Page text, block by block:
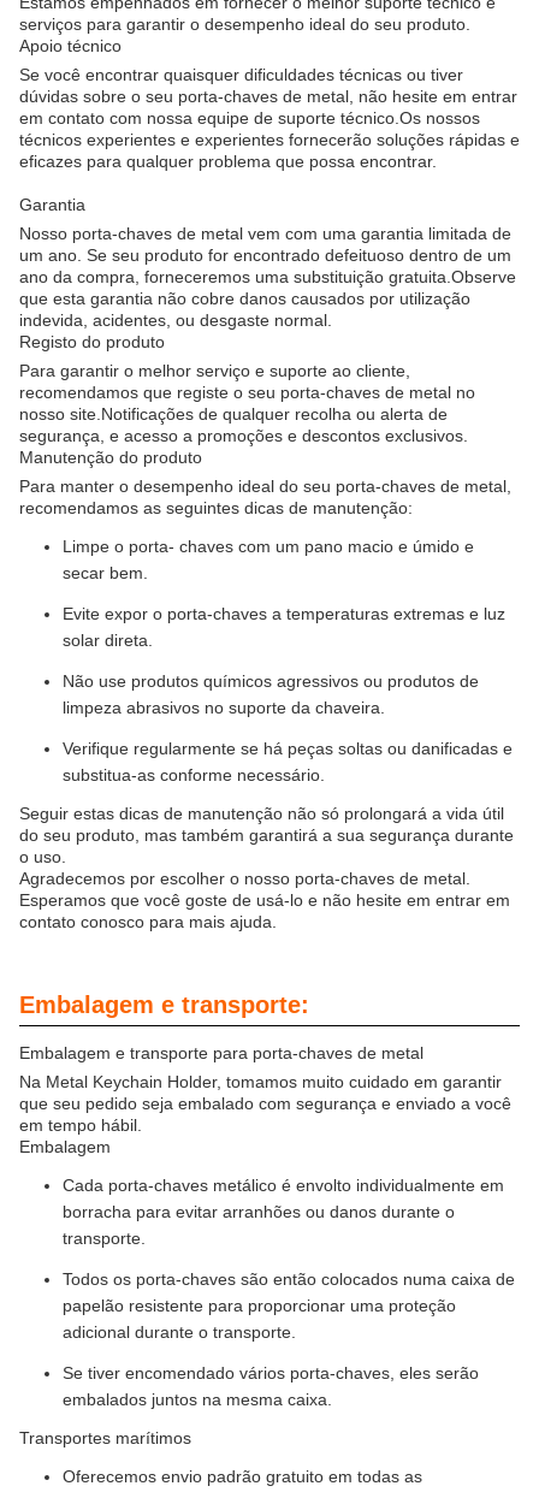
serviços para garantir o desempenho ideal do seu produto.
Apoio técnico
Se você encontrar quaisquer dificuldades técnicas ou tiver
dúvidas sobre o seu porta-chaves de metal, não hesite em entrar
em contato com nossa equipe de suporte técnico.Os nossos
técnicos experientes e experientes fornecerão soluções rápidas e
eficazes para qualquer problema que possa encontrar.
Garantia
Nosso porta-chaves de metal vem com uma garantia limitada de
um ano. Se seu produto for encontrado defeituoso dentro de um
ano da compra, forneceremos uma substituição gratuita.Observe
que esta garantia não cobre danos causados por utilização
indevida, acidentes, ou desgaste normal.
Registo do produto
Para garantir o melhor serviço e suporte ao cliente,
recomendamos que registe o seu porta-chaves de metal no
nosso site.Notificações de qualquer recolha ou alerta de
segurança, e acesso a promoções e descontos exclusivos.
Manutenção do produto
Para manter o desempenho ideal do seu porta-chaves de metal,
recomendamos as seguintes dicas de manutenção:
Limpe o porta- chaves com um pano macio e úmido e
secar bem.
Evite expor o porta-chaves a temperaturas extremas e luz
solar direta.
Não use produtos químicos agressivos ou produtos de
limpeza abrasivos no suporte da chaveira.
Verifique regularmente se há peças soltas ou danificadas e
substitua-as conforme necessário.
Seguir estas dicas de manutenção não só prolongará a vida útil
do seu produto, mas também garantirá a sua segurança durante
o uso.
Agradecemos por escolher o nosso porta-chaves de metal.
Esperamos que você goste de usá-lo e não hesite em entrar em
contato conosco para mais ajuda.
Embalagem e transporte:
Embalagem e transporte para porta-chaves de metal
Na Metal Keychain Holder, tomamos muito cuidado em garantir
que seu pedido seja embalado com segurança e enviado a você
em tempo hábil.
Embalagem
Cada porta-chaves metálico é envolto individualmente em
borracha para evitar arranhões ou danos durante o
transporte.
Todos os porta-chaves são então colocados numa caixa de
papelão resistente para proporcionar uma proteção
adicional durante o transporte.
Se tiver encomendado vários porta-chaves, eles serão
embalados juntos na mesma caixa.
Transportes marítimos
Oferecemos envio padrão gratuito em todas as